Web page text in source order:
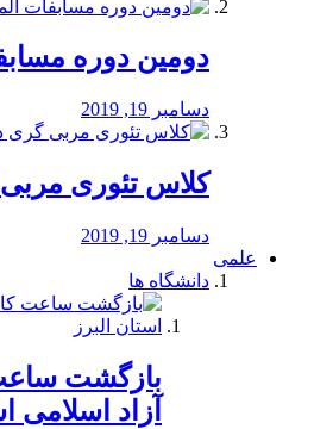
دومین دوره
دسامبر 19, 2019
کلاس تئوری مربی
دسامبر 19, 2019
علمی
دانشگاه ها
بازگشت
آزاد اسلامی